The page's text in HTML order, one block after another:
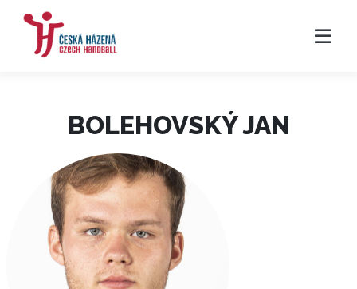
BOLEHOVSKÝ JAN